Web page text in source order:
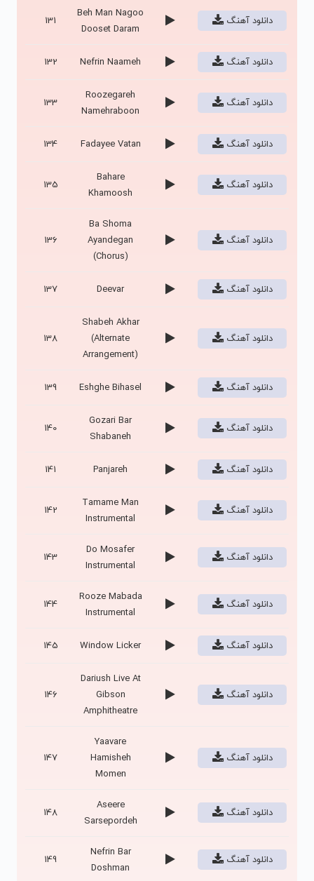
131
Beh Man Nagoo
Dooset Daram
دانلود آهنگ
132 Nefrin Naameh دانلود آهنگ
133
Roozegareh
Namehraboon
دانلود آهنگ
134 Fadayee Vatan دانلود آهنگ
135
Bahare
Khamoosh
دانلود آهنگ
136
Ba Shoma
Ayandegan
(Chorus)
دانلود آهنگ
137 Deevar دانلود آهنگ
138
Shabeh Akhar
(Alternate
Arrangement)
دانلود آهنگ
139 Eshghe Bihasel دانلود آهنگ
140
Gozari Bar
Shabaneh
دانلود آهنگ
141 Panjareh دانلود آهنگ
142
Tamame Man
Instrumental
دانلود آهنگ
143
Do Mosafer
Instrumental
دانلود آهنگ
144
Rooze Mabada
Instrumental
دانلود آهنگ
145 Window Licker دانلود آهنگ
146
Dariush Live At
Gibson
Amphitheatre
دانلود آهنگ
147
Yaavare
Hamisheh
Momen
دانلود آهنگ
148
Aseere
Sarsepordeh
دانلود آهنگ
149
Nefrin Bar
Doshman
دانلود آهنگ